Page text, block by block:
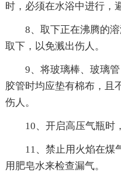
时，必须在水浴中进行，
8、取下正在沸腾的
取下，以免溅出伤人。
9、将玻璃棒、玻璃
胶管时均应垫有棉布，且
伤人。
10、开启高压气瓶时
11、禁止用火焰在煤
用肥皂水来检查漏气。